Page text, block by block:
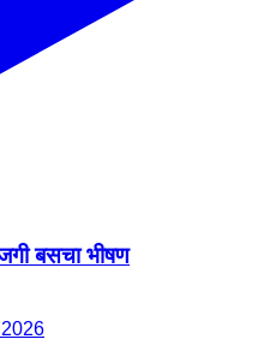
बसचा भीषण